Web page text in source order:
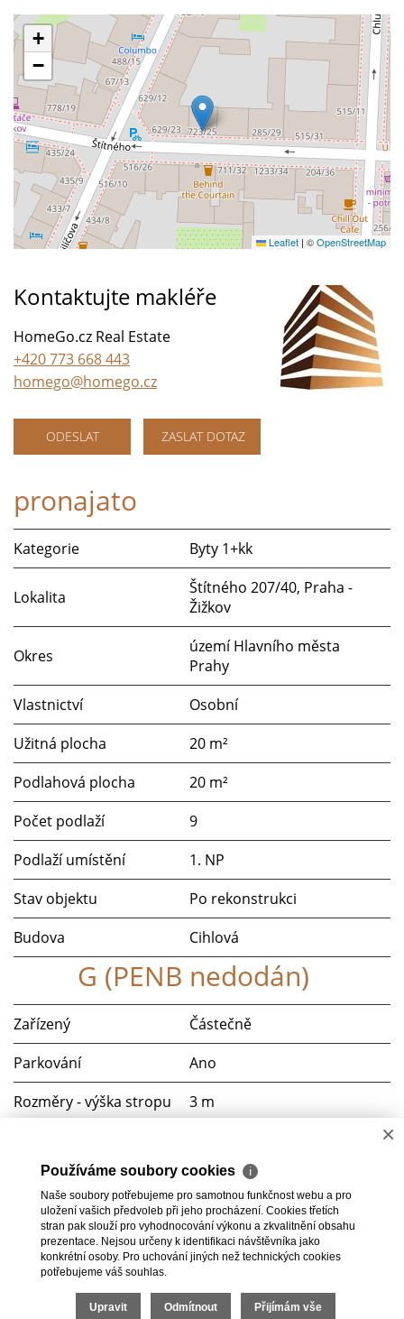
+
−
Leaflet | ©OpenStreetMap
Kontaktujte makléře
HomeGo.cz Real Estate
+420 773 668 443
homego@homego.cz
ODESLAT ZASLAT DOTAZ
pronajato
Kategorie Byty 1+kk
Lokalita
Štítného 207/40, Praha -
Žižkov
Okres
území Hlavního města
Prahy
Vlastnictví
Osobní
Užitná plocha
20 m²
Podlahová plocha
20 m²
Počet podlaží
9
Podlaží umístění
1. NP
Stav objektu
Po rekonstrukci
Budova
Cihlová
G (PENB nedodán)
Zařízený
Částečně
Parkování
Ano
Rozměry - výška stropu
3 m
Telekomunikace
Telefon, Internet
Doprava
MHD
2026 © HomeGo.cz, všechna práva vyhrazena |Cookies
×
Používáme soubory cookies ℹ
Naše soubory potřebujeme pro samotnou funkčnost webu a pro
uložení vašich předvoleb při jeho procházení. Cookies třetích
stran pak slouží pro vyhodnocování výkonu a zkvalitnění obsahu
prezentace. Nejsou určeny k identifikaci návštěvníka jako
konkrétní osoby. Pro uchování jiných než technických cookies
potřebujeme váš souhlas.
Upravit Odmítnout Přijímám vše